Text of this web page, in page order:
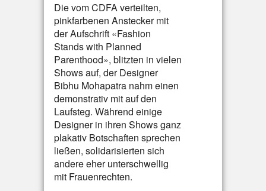
Die vom CDFA verteilten,
pinkfarbenen Anstecker mit
der Aufschrift «Fashion
Stands with Planned
Parenthood», blitzten in vielen
Shows auf, der Designer
Bibhu Mohapatra nahm einen
demonstrativ mit auf den
Laufsteg. Während einige
Designer in ihren Shows ganz
plakativ Botschaften sprechen
ließen, solidarisierten sich
andere eher unterschwellig
mit Frauenrechten.